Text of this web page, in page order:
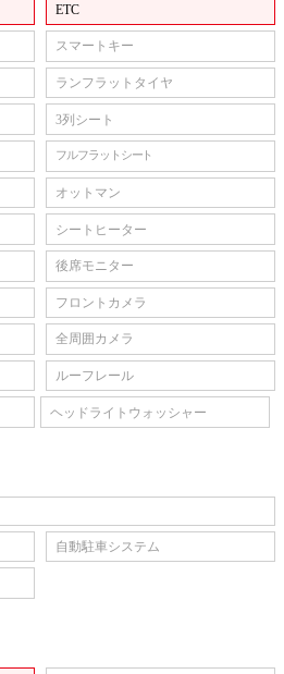
ETC
スマートキー
ランフラットタイヤ
3列シート
フルフラットシート
オットマン
シートヒーター
後席モニター
フロントカメラ
全周囲カメラ
ルーフレール
ヘッドライトウォッシャー
自動駐車システム